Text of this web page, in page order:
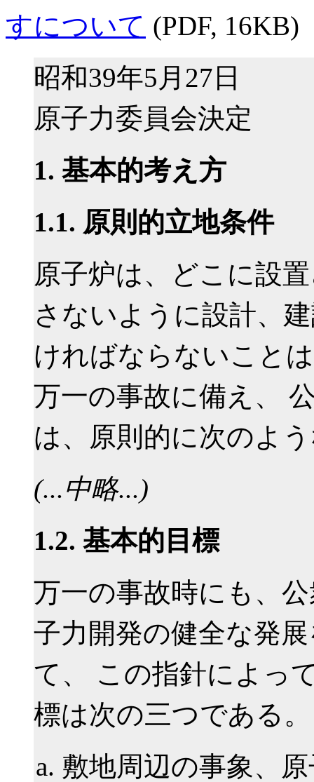
すについて (PDF, 16KB)
昭和39年5月27日
原子力委員会決定
1. 基本的考え方
1.1. 原則的立地条件
原子炉は、どこに設
さないように設計、
ければならないこと
万一の事故に備え、
は、原則的に次のよ
(...中略...)
1.2. 基本的目標
万一の事故時にも、
子力開発の健全な発
て、 この指針によっ
標は次の三つである。
敷地周辺の事象、